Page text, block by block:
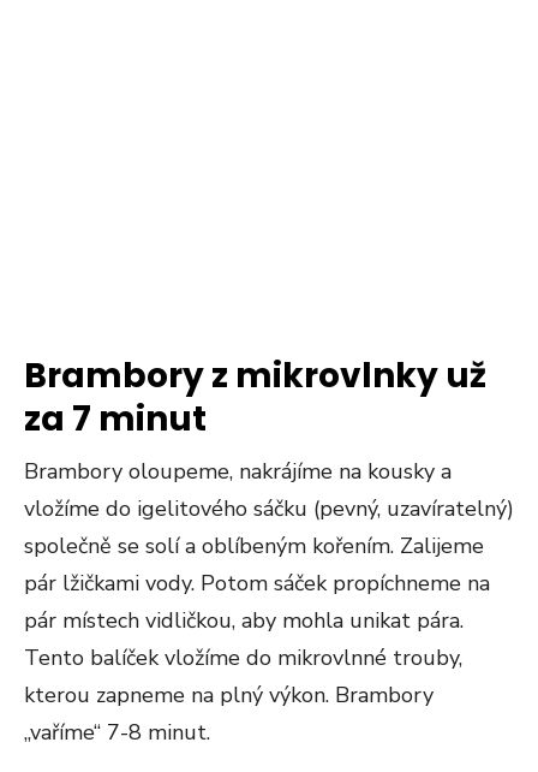
Brambory z mikrovlnky už
za 7 minut
Brambory oloupeme, nakrájíme na kousky a
vložíme do igelitového sáčku (pevný, uzavíratelný)
společně se solí a oblíbeným kořením. Zalijeme
pár lžičkami vody. Potom sáček propíchneme na
pár místech vidličkou, aby mohla unikat pára.
Tento balíček vložíme do mikrovlnné trouby,
kterou zapneme na plný výkon. Brambory
„vaříme“ 7-8 minut.